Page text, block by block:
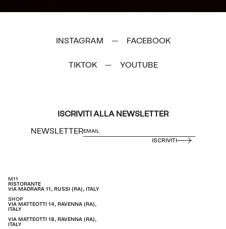
INSTAGRAM — FACEBOOK
TIKTOK — YOUTUBE
ISCRIVITI ALLA NEWSLETTER
NEWSLETTER
ISCRIVITI
M11
RISTORANTE
VIA MADRARA 11, RUSSI (RA), ITALY
SHOP
VIA MATTEOTTI 14, RAVENNA (RA),
ITALY
VIA MATTEOTTI 18, RAVENNA (RA),
ITALY